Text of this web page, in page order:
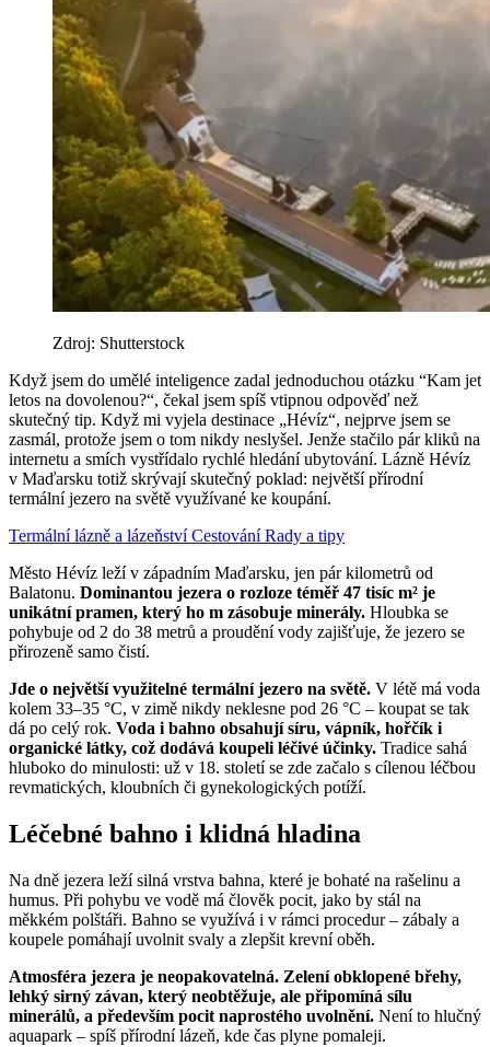
Zdroj: Shutterstock
Když jsem do umělé inteligence zadal jednoduchou otázku “Kam jet
letos na dovolenou?“, čekal jsem spíš vtipnou odpověď než
skutečný tip. Když mi vyjela destinace „Hévíz“, nejprve jsem se
zasmál, protože jsem o tom nikdy neslyšel. Jenže stačilo pár kliků na
internetu a smích vystřídalo rychlé hledání ubytování. Lázně Hévíz
v Maďarsku totiž skrývají skutečný poklad: největší přírodní
termální jezero na světě využívané ke koupání.
Termální lázně a lázeňstvíCestováníRady a tipy
Město Hévíz leží v západním Maďarsku, jen pár kilometrů od
Balatonu. Dominantou jezera o rozloze téměř 47 tisíc m² je
unikátní pramen, který ho m zásobuje minerály. Hloubka se
pohybuje od 2 do 38 metrů a proudění vody zajišťuje, že jezero se
přirozeně samo čistí.
Jde o největší využitelné termální jezero na světě. V létě má voda
kolem 33–35 °C, v zimě nikdy neklesne pod 26 °C – koupat se tak
dá po celý rok. Voda i bahno obsahují síru, vápník, hořčík i
organické látky, což dodává koupeli léčivé účinky. Tradice sahá
hluboko do minulosti: už v 18. století se zde začalo s cílenou léčbou
revmatických, kloubních či gynekologických potíží.
Léčebné bahno i klidná hladina
Na dně jezera leží silná vrstva bahna, které je bohaté na rašelinu a
humus. Při pohybu ve vodě má člověk pocit, jako by stál na
měkkém polštáři. Bahno se využívá i v rámci procedur – zábaly a
koupele pomáhají uvolnit svaly a zlepšit krevní oběh.
Atmosféra jezera je neopakovatelná. Zelení obklopené břehy,
lehký sirný závan, který neobtěžuje, ale připomíná sílu
minerálů, a především pocit naprostého uvolnění. Není to hlučný
aquapark – spíš přírodní lázeň, kde čas plyne pomaleji.